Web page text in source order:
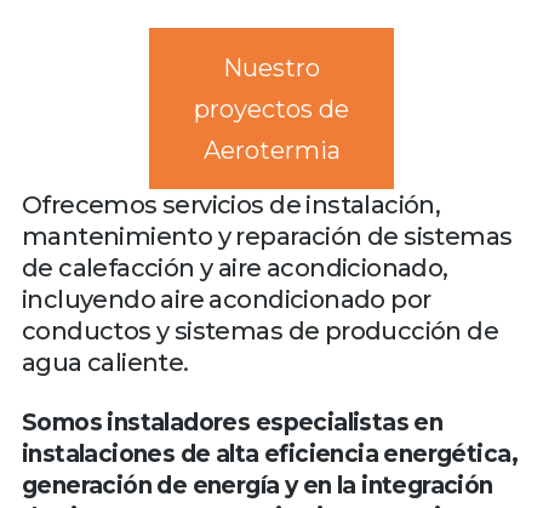
Nuestro
proyectos de
Aerotermia
Ofrecemos servicios de instalación,
mantenimiento y reparación de sistemas
de calefacción y aire acondicionado,
incluyendo aire acondicionado por
conductos y sistemas de producción de
agua caliente.
Somos instaladores especialistas en
instalaciones de alta eficiencia energética,
generación de energía y en la integración